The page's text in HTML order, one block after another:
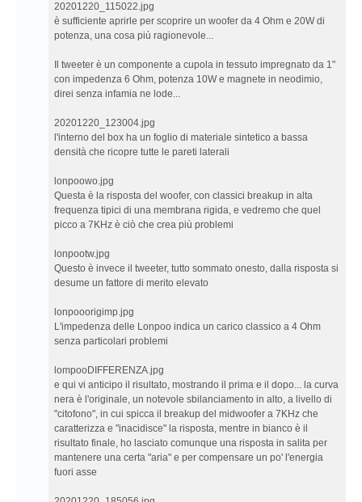
20201220_115022.jpg
è sufficiente aprirle per scoprire un woofer da 4 Ohm e 20W di
potenza, una cosa più ragionevole...
Il tweeter è un componente a cupola in tessuto impregnato da 1"
con impedenza 6 Ohm, potenza 10W e magnete in neodimio,
direi senza infamia ne lode...
20201220_123004.jpg
l'interno del box ha un foglio di materiale sintetico a bassa
densità che ricopre tutte le pareti laterali
lonpoowo.jpg
Questa è la risposta del woofer, con classici breakup in alta
frequenza tipici di una membrana rigida, e vedremo che quel
picco a 7KHz è ciò che crea più problemi
lonpootw.jpg
Questo è invece il tweeter, tutto sommato onesto, dalla risposta si
desume un fattore di merito elevato
lonpooorigimp.jpg
L'impedenza delle Lonpoo indica un carico classico a 4 Ohm
senza particolari problemi
lompooDIFFERENZA.jpg
e qui vi anticipo il risultato, mostrando il prima e il dopo... la curva
nera è l'originale, un notevole sbilanciamento in alto, a livello di
"citofono", in cui spicca il breakup del midwoofer a 7KHz che
caratterizza e "inacidisce" la risposta, mentre in bianco è il
risultato finale, ho lasciato comunque una risposta in salita per
mantenere una certa "aria" e per compensare un po' l'energia
fuori asse